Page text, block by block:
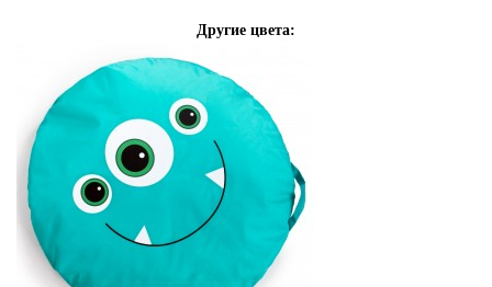
Другие цвета: